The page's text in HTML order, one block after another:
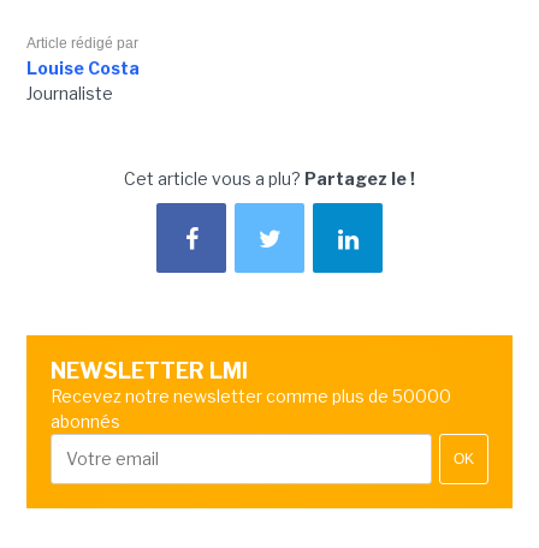
Article rédigé par
Louise Costa
Journaliste
Cet article vous a plu? Partagez le !
NEWSLETTER LMI
Recevez notre newsletter comme plus de 50000
abonnés
OK